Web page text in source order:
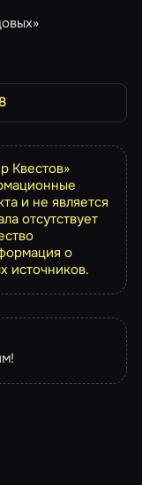
Квестов»
и не является
отсутствует
о
источников.